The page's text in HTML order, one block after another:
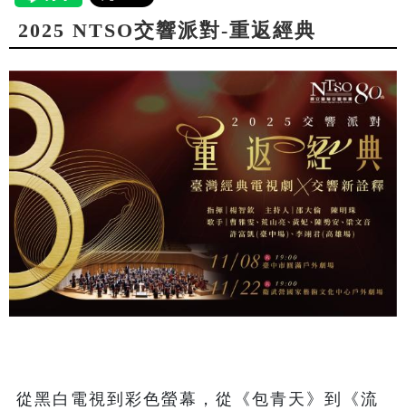
2025 NTSO交響派對-重返經典
從黑白電視到彩色螢幕，從《包青天》到《流